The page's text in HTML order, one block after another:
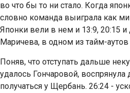
во что бы то ни стало. Когда
словно команда выиграла как
Японки вели в нем и 13:9, 20:15
Маричева, в одном из тайм-
Поняв, что отступать дальше
удалось Гончаровой,
получаться у Щербань. 26:24 -